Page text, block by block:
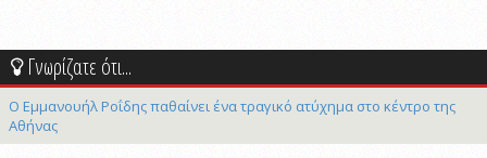
Γνωρίζατε ότι...
Ο Εμμανουήλ Ροΐδης παθαίνει ένα τραγικό ατύχημα στο κέντρο της
Αθήνας